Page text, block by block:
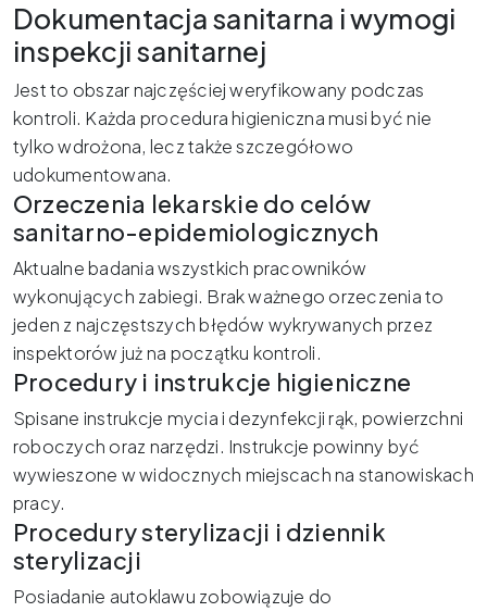
Dokumentacja sanitarna i wymogi
inspekcji sanitarnej
Jest to obszar najczęściej weryfikowany podczas
kontroli. Każda procedura higieniczna musi być nie
tylko wdrożona, lecz także szczegółowo
udokumentowana.
Orzeczenia lekarskie do celów
sanitarno-epidemiologicznych
Aktualne badania wszystkich pracowników
wykonujących zabiegi. Brak ważnego orzeczenia to
jeden z najczęstszych błędów wykrywanych przez
inspektorów już na początku kontroli.
Procedury i instrukcje higieniczne
Spisane instrukcje mycia i dezynfekcji rąk, powierzchni
roboczych oraz narzędzi. Instrukcje powinny być
wywieszone w widocznych miejscach na stanowiskach
pracy.
Procedury sterylizacji i dziennik
sterylizacji
Posiadanie autoklawu zobowiązuje do